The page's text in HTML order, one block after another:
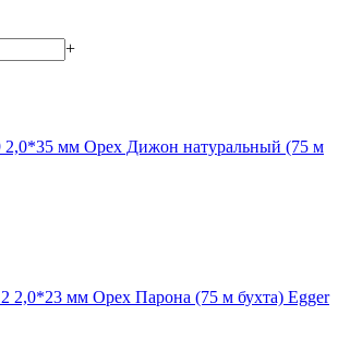
+
2,0*35 мм Орех Дижон натуральный (75 м
2,0*23 мм Орех Парона (75 м бухта) Egger